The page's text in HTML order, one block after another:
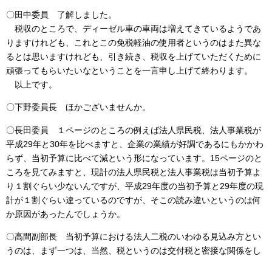
〇田中委員 了解しました。
税収のところで、ディーゼル車の車両は増えてきているようであ
りますけれども、これとこの免税軽油の使用者というのはまた異な
るとは思いますけれども、引き続き、税収を上げていただくために
頑張ってもらいたいなということを一言申し上げて終わります。
以上です。
〇下野委員長 ほかございませんか。
〇長田委員 １ページのところの例えば法人県民税、法人事業税が
平成29年と30年を比べますと、企業の業績が好調であるにもかかわ
らず、当初予算に比べて減という形になっています。15ページのと
ころを見てみますと、現計の法人県民税と法人事業税は当初予算よ
り１割ぐらい少ないんですが、平成29年度の当初予算と29年度の現
計が１割ぐらい違っているのですが、そこの読み違いというのは何
か原因があったんでしょうか。
〇高間副部長 当初予算における法人二税のいわゆる見込み方とい
うのは、まず一つは、当然、税というのは交付税と密接な関係をし